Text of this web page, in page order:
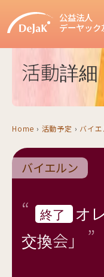
公益法人
デーヤック
活動詳細
Home › 活動予定 › バイエ
バイエルン
終了
オ
交換会」